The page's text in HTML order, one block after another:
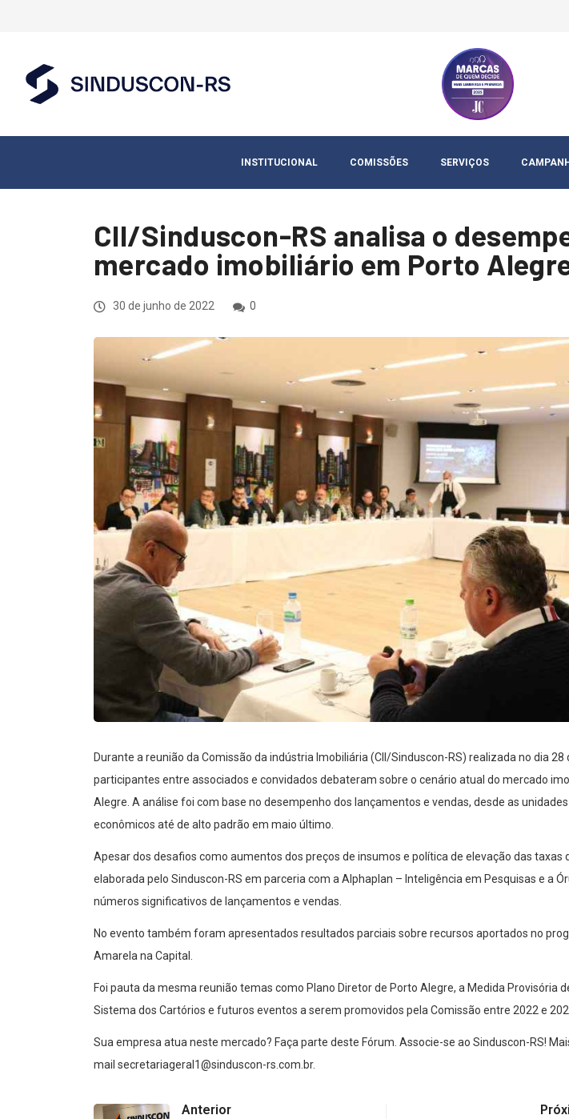
INSTITUCIONAL COMISSÕES SERVIÇOS
CII/Sinduscon-RS analisa o
mercado imobiliário em Porto
30 de junho de 2022 0
Durante a reunião da Comissão da indústria Imobiliária (CII/Sinduscon-RS) realizada no dia 28
participantes entre associados e convidados debateram sobre o cenário atual do mercado
Alegre. A análise foi com base no desempenho dos lançamentos e vendas, desde as
econômicos até de alto padrão em maio último.
Apesar dos desafios como aumentos dos preços de insumos e política de elevação das taxas
elaborada pelo Sinduscon-RS em parceria com a Alphaplan – Inteligência em Pesquisas e a
números significativos de lançamentos e vendas.
No evento também foram apresentados resultados parciais sobre recursos aportados no
Amarela na Capital.
Foi pauta da mesma reunião temas como Plano Diretor de Porto Alegre, a Medida Provisória
Sistema dos Cartórios e futuros eventos a serem promovidos pela Comissão entre 2022 e
Sua empresa atua neste mercado? Faça parte deste Fórum. Associe-se ao Sinduscon-RS!
mail secretariageral1@sinduscon-rs.com.br.
Anterior